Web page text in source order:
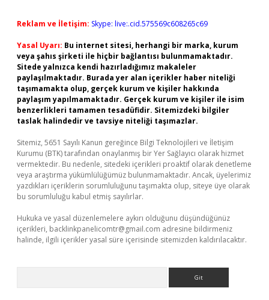
Reklam ve İletişim: Skype: live:.cid.575569c608265c69
Yasal Uyarı: Bu internet sitesi, herhangi bir marka, kurum
veya şahıs şirketi ile hiçbir bağlantısı bulunmamaktadır.
Sitede yalnızca kendi hazırladığımız makaleler
paylaşılmaktadır. Burada yer alan içerikler haber niteliği
taşımamakta olup, gerçek kurum ve kişiler hakkında
paylaşım yapılmamaktadır. Gerçek kurum ve kişiler ile isim
benzerlikleri tamamen tesadüfidir. Sitemizdeki bilgiler
taslak halindedir ve tavsiye niteliği taşımazlar.
Sitemiz, 5651 Sayılı Kanun gereğince Bilgi Teknolojileri ve İletişim
Kurumu (BTK) tarafından onaylanmış bir Yer Sağlayıcı olarak hizmet
vermektedir. Bu nedenle, sitedeki içerikleri proaktif olarak denetleme
veya araştırma yükümlülüğümüz bulunmamaktadır. Ancak, üyelerimiz
yazdıkları içeriklerin sorumluluğunu taşımakta olup, siteye üye olarak
bu sorumluluğu kabul etmiş sayılırlar.
Hukuka ve yasal düzenlemelere aykırı olduğunu düşündüğünüz
içerikleri, backlinkpanelicomtr@gmail.com adresine bildirmeniz
halinde, ilgili içerikler yasal süre içerisinde sitemizden kaldırılacaktır.